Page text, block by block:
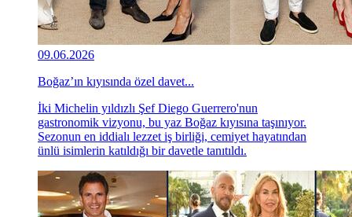
09.06.2026
Boğaz’ın kıyısında özel davet...
İki Michelin yıldızlı Şef Diego Guerrero'nun
gastronomik vizyonu, bu yaz Boğaz kıyısına taşınıyor.
Sezonun en iddialı lezzet iş birliği, cemiyet hayatından
ünlü isimlerin katıldığı bir davetle tanıtıldı.